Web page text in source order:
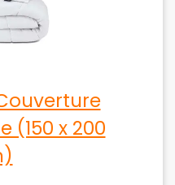
(150 x 200